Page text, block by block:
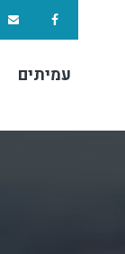
עמיתים